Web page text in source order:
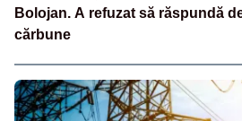
Bolojan. A refuzat să răspundă
cărbune